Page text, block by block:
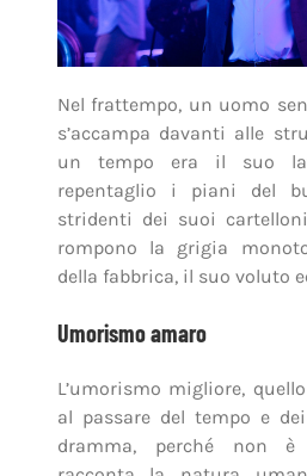
Nel frattempo, un uomo
s’accampa davanti alle
un tempo era il suo
repentaglio i piani del
stridenti dei suoi
rompono la grigia
della fabbrica, il suo voluto
Umorismo amaro
L’umorismo migliore,
al passare del tempo e
dramma, perché non è